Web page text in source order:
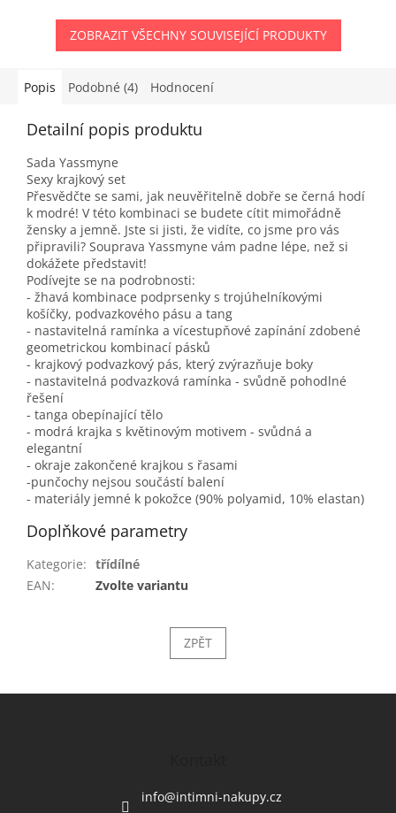
ZOBRAZIT VŠECHNY SOUVISEJÍCÍ PRODUKTY
Popis Podobné (4) Hodnocení
Detailní popis produktu
Sada Yassmyne
Sexy krajkový set
Přesvědčte se sami, jak neuvěřitelně dobře se černá hodí
k modré! V této kombinaci se budete cítit mimořádně
žensky a jemně. Jste si jisti, že vidíte, co jsme pro vás
připravili? Souprava Yassmyne vám padne lépe, než si
dokážete představit!
Podívejte se na podrobnosti:
- žhavá kombinace podprsenky s trojúhelníkovými
košíčky, podvazkového pásu a tang
- nastavitelná ramínka a vícestupňové zapínání zdobené
geometrickou kombinací pásků
- krajkový podvazkový pás, který zvýrazňuje boky
- nastavitelná podvazková ramínka - svůdně pohodlné
řešení
- tanga obepínající tělo
- modrá krajka s květinovým motivem - svůdná a
elegantní
- okraje zakončené krajkou s řasami
-punčochy nejsou součástí balení
- materiály jemné k pokožce (90% polyamid, 10% elastan)
Doplňkové parametry
Kategorie: třídílné
EAN: Zvolte variantu
ZPĚT
info@intimni-nakupy.cz